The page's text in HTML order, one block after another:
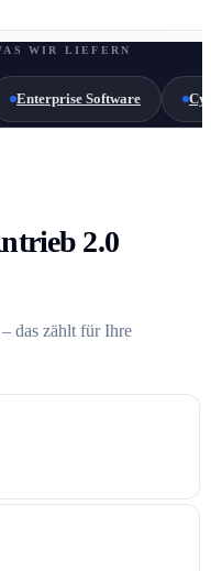
WIR LIEFERN
Enterprise Software
2.0
das zählt für Ihre